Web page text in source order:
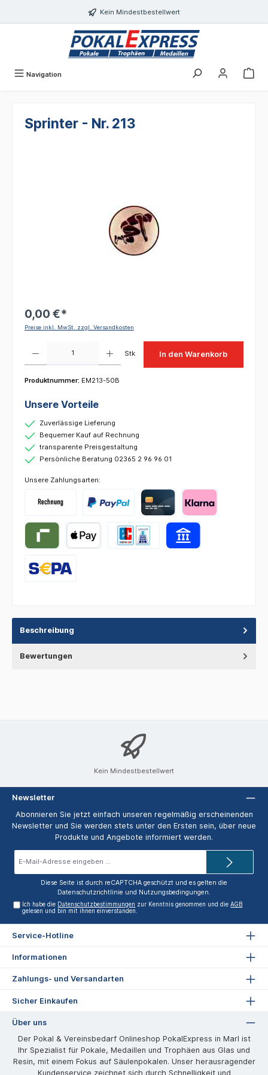
Kein Mindestbestellwert
Navigation
Sprinter - Nr. 213
0,00 €*
Preise inkl. MwSt. zzgl. Versandkosten
Stk In den Warenkorb
Produktnummer: EM213-50B
Unsere Vorteile
Zuverlässige Lieferung
Bequemer Kauf auf Rechnung
transparente Preisgestaltung
Persönliche Beratung 02365 2 96 96 01
Unsere Zahlungsarten:
Beschreibung
Bewertungen
Kein Mindestbestellwert
Newsletter
Abonnieren Sie jetzt einfach unseren regelmäßig erscheinenden
Newsletter und Sie werden stets unter den Ersten sein, über neue
Produkte und Angebote informiert werden.
Diese Seite ist durch reCAPTCHA geschützt und es gelten die
Datenschutzrichtlinie und Nutzungsbedingungen.
Ich habe die Datenschutzbestimmungen zur Kenntnis genommen und dieAGB
gelesen und bin mit ihnen einverstanden.
Service-Hotline
Informationen
Zahlungs- und Versandarten
Sicher Einkaufen
Über uns
Der Pokal & Vereinsbedarf Onlineshop PokalExpress in Marl ist
Ihr Spezialist für Pokale, Medaillen und Trophäen aus Glas und
Resin, mit einem Fokus auf Säulenpokalen. Unser herausragender
Kundenservice zeichnet sich durch Schnelligkeit und